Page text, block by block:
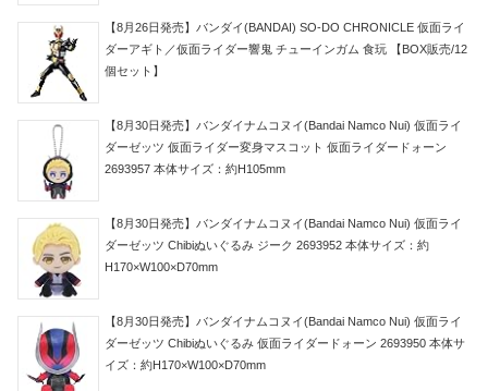
【8月26日発売】バンダイ(BANDAI) SO-DO CHRONICLE 仮面ライ
ダーアギト／仮面ライダー響鬼 チューインガム 食玩 【BOX販売/12
個セット】
【8月30日発売】バンダイナムコヌイ(Bandai Namco Nui) 仮面ライ
ダーゼッツ 仮面ライダー変身マスコット 仮面ライダードォーン
2693957 本体サイズ：約H105mm
【8月30日発売】バンダイナムコヌイ(Bandai Namco Nui) 仮面ライ
ダーゼッツ Chibiぬいぐるみ ジーク 2693952 本体サイズ：約
H170×W100×D70mm
【8月30日発売】バンダイナムコヌイ(Bandai Namco Nui) 仮面ライ
ダーゼッツ Chibiぬいぐるみ 仮面ライダードォーン 2693950 本体サ
イズ：約H170×W100×D70mm